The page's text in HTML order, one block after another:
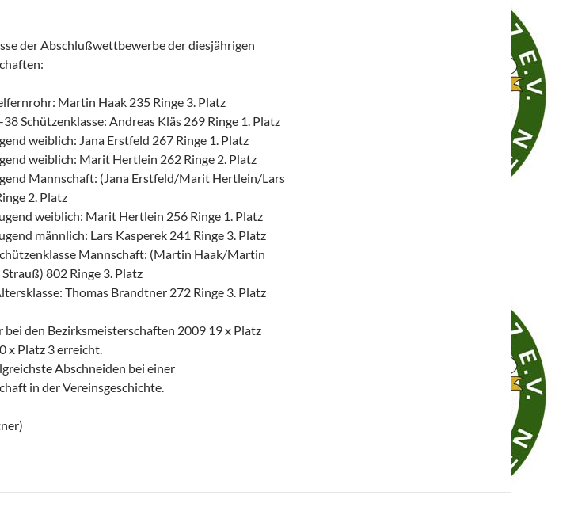
der Abschlußwettbewerbe der diesjährigen
Martin Haak 235 Ringe 3. Platz
Schützenklasse: Andreas Kläs 269 Ringe 1. Platz
weiblich: Jana Erstfeld 267 Ringe 1. Platz
weiblich: Marit Hertlein 262 Ringe 2. Platz
Mannschaft: (Jana Erstfeld/Marit Hertlein/Lars
2. Platz
weiblich: Marit Hertlein 256 Ringe 1. Platz
männlich: Lars Kasperek 241 Ringe 3. Platz
Mannschaft: (Martin Haak/Martin
802 Ringe 3. Platz
Thomas Brandtner 272 Ringe 3. Platz
bei den Bezirksmeisterschaften 2009 19 x Platz
x Platz 3 erreicht.
Abschneiden bei einer
in der Vereinsgeschichte.